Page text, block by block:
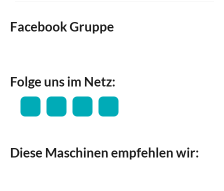
Facebook Gruppe
Folge uns im Netz:
Diese Maschinen empfehlen wir: